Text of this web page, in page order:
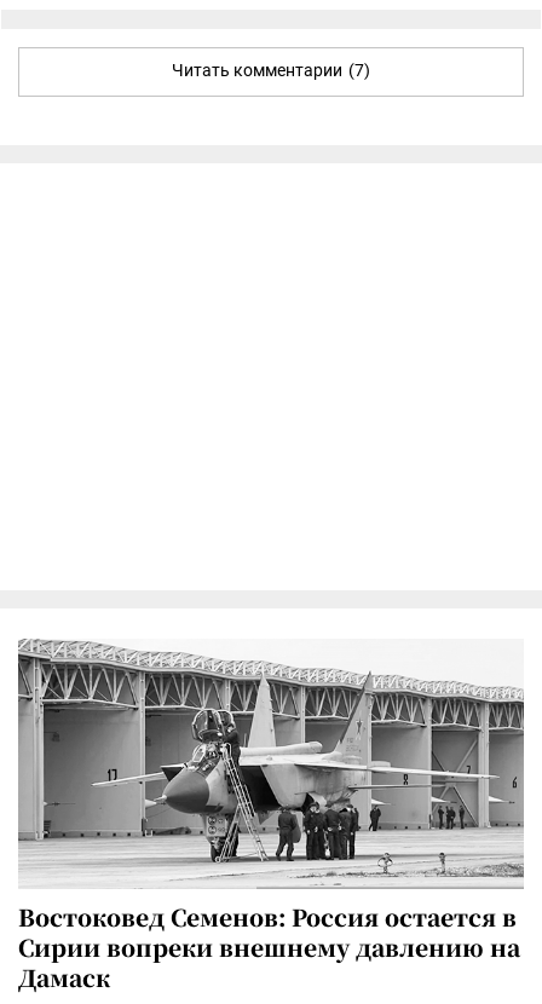
Читать комментарии (7)
Востоковед Семенов: Россия остается в
Сирии вопреки внешнему давлению на
Дамаск